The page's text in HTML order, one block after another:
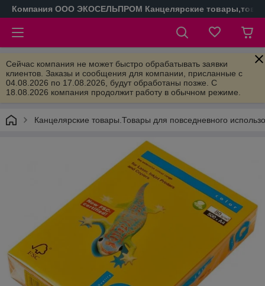
Компания ООО ЭКОСЕЛЬПРОМ Канцелярские
Сейчас компания не может быстро обрабатывать заявки
клиентов. Заказы и сообщения для компании, присланные с
04.08.2026 по 17.08.2026, будут обработаны позже. С
18.08.2026 компания продолжит работу в обычном режиме.
Канцелярские товары.Товары для повседневного